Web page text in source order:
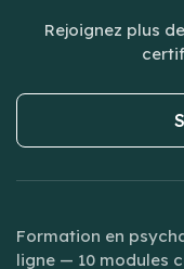
Rejoignez plus
Formation en
ligne — 10 modules